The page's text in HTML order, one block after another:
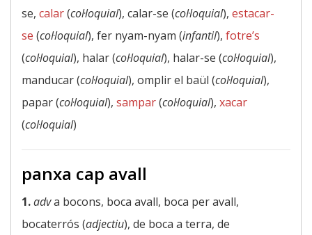
se, calar(col·loquial), calar-se (col·loquial), estacar-
se (col·loquial), fer nyam-nyam (infantil), fotre’s
(col·loquial), halar (col·loquial), halar-se (col·loquial),
manducar (col·loquial), omplir el baül (col·loquial),
papar (col·loquial), sampar(col·loquial), xacar
(col·loquial)
panxa cap avall
1.adva bocons, boca avall, boca per avall,
bocaterrós (adjectiu), de boca a terra, de